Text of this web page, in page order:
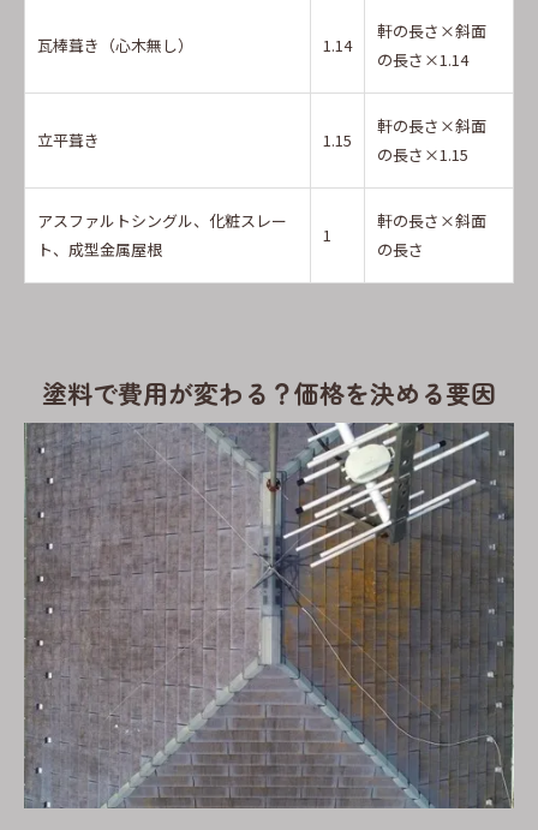
瓦棒葺き（心木無し） 1.14
軒の長さ×斜面
の長さ×1.14
立平葺き 1.15
軒の長さ×斜面
の長さ×1.15
アスファルトシングル、化粧スレー
ト、成型金属屋根
1
軒の長さ×斜面
の長さ
塗料で費用が変わる？価格を決める要因